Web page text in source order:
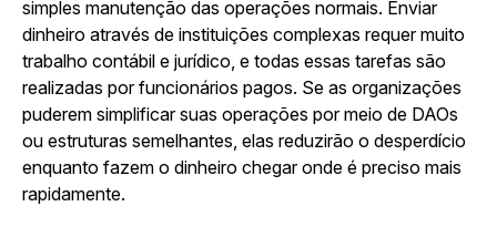
simples manutenção das operações normais. Enviar
dinheiro através de instituições complexas requer muito
trabalho contábil e jurídico, e todas essas tarefas são
realizadas por funcionários pagos. Se as organizações
puderem simplificar suas operações por meio de DAOs
ou estruturas semelhantes, elas reduzirão o desperdício
enquanto fazem o dinheiro chegar onde é preciso mais
rapidamente.